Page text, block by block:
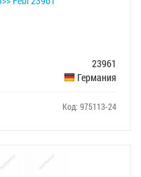
23961
Германия
Код: 975113-24